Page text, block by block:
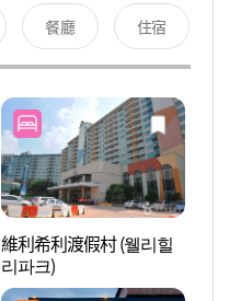
餐廳 住宿
維利希利渡假村 (웰리힐
리파크)